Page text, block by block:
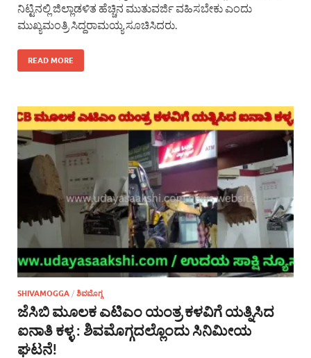
ನಿಟ್ಟಿನಲ್ಲಿ ಜಿಲ್ಲಾಡಳಿತ ಹೆಚ್ಚಿನ ಮುತುವರ್ಜಿ ವಹಿಸಬೇಕು ಎಂದು
ಮುಖ್ಯಮಂತ್ರಿ ಸಿದ್ದರಾಮಯ್ಯ ಸೂಚಿಸಿದರು.
READ MORE
SHIVAMOGGA / ಶಿವಮೊಗ್ಗ
ಜೆಸಿಬಿ ಮೂಲಕ ಎಟಿಎಂ ಯಂತ್ರ ಕಳವಿಗೆ ಯತ್ನಿಸಿದ
ಐನಾತಿ ಕಳ್ಳ : ಶಿವಮೊಗ್ಗದಲ್ಲೊಂದು ಸಿನಿಮೀಯ
ಘಟನೆ!